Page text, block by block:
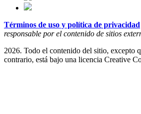
Términos de uso y política de privacidad
responsable por el contenido de sitios
2026. Todo el contenido del sitio, excepto
contrario, está bajo una licencia Creative